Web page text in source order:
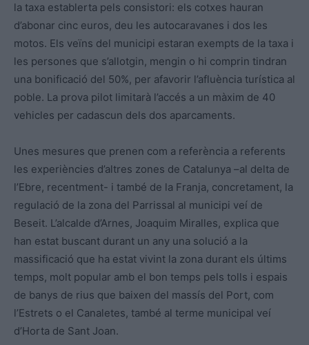
la taxa establerta pels consistori: els cotxes hauran
d’abonar cinc euros, deu les autocaravanes i dos les
motos. Els veïns del municipi estaran exempts de la taxa i
les persones que s’allotgin, mengin o hi comprin tindran
una bonificació del 50%, per afavorir l’afluència turística al
poble. La prova pilot limitarà l’accés a un màxim de 40
vehicles per cadascun dels dos aparcaments.
Unes mesures que prenen com a referència a referents
les experiències d’altres zones de Catalunya –al delta de
l’Ebre, recentment- i també de la Franja, concretament, la
regulació de la zona del Parrissal al municipi veí de
Beseit. L’alcalde d’Arnes, Joaquim Miralles, explica que
han estat buscant durant un any una solució a la
massificació que ha estat vivint la zona durant els últims
temps, molt popular amb el bon temps pels tolls i espais
de banys de rius que baixen del massís del Port, com
l’Estrets o el Canaletes, també al terme municipal veí
d’Horta de Sant Joan.